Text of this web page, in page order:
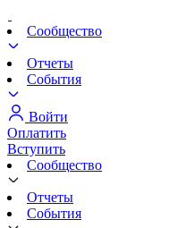
Сообщество
Отчеты
События
Войти
Оплатить
Вступить
Сообщество
Отчеты
События